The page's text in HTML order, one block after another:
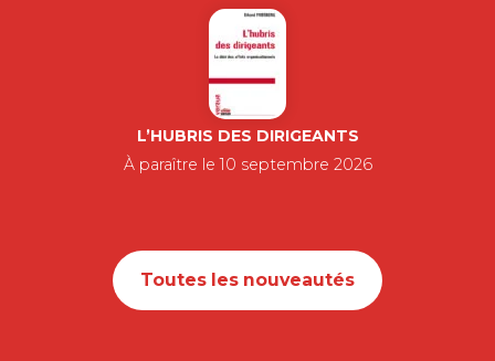
L’HUBRIS DES DIRIGEANTS
À paraître le 10 septembre 2026
Toutes les nouveautés